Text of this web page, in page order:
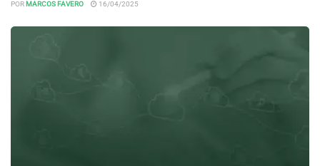
POR MARCOS FAVERO 16/04/2025